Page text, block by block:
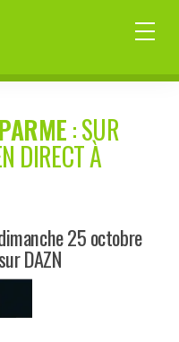
PARME: SUR
DIRECT À
25 octobre
DAZN